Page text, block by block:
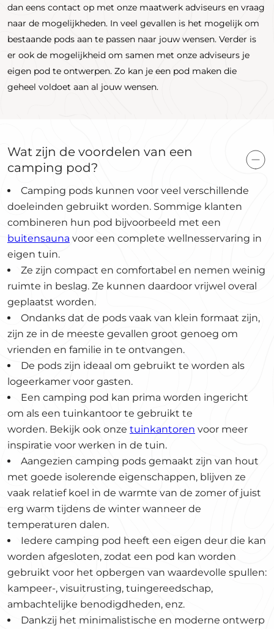
dan eens contact op met onze maatwerk adviseurs en vraag
naar de mogelijkheden. In veel gevallen is het mogelijk om
bestaande pods aan te passen naar jouw wensen. Verder is
er ook de mogelijkheid om samen met onze adviseurs je
eigen pod te ontwerpen. Zo kan je een pod maken die
geheel voldoet aan al jouw wensen.
Wat zijn de voordelen van een
camping pod?
Camping pods kunnen voor veel verschillende
doeleinden gebruikt worden. Sommige klanten
combineren hun pod bijvoorbeeld met een
buitensauna voor een complete wellnesservaring in
eigen tuin.
Ze zijn compact en comfortabel en nemen weinig
ruimte in beslag. Ze kunnen daardoor vrijwel overal
geplaatst worden.
Ondanks dat de pods vaak van klein formaat zijn,
zijn ze in de meeste gevallen groot genoeg om
vrienden en familie in te ontvangen.
De pods zijn ideaal om gebruikt te worden als
logeerkamer voor gasten.
Een camping pod kan prima worden ingericht
om als een tuinkantoor te gebruikt te
worden. Bekijk ook onze tuinkantoren voor meer
inspiratie voor werken in de tuin.
Aangezien camping pods gemaakt zijn van hout
met goede isolerende eigenschappen, blijven ze
vaak relatief koel in de warmte van de zomer of juist
erg warm tijdens de winter wanneer de
temperaturen dalen.
Iedere camping pod heeft een eigen deur die kan
worden afgesloten, zodat een pod kan worden
gebruikt voor het opbergen van waardevolle spullen:
kampeer-, visuitrusting, tuingereedschap,
ambachtelijke benodigdheden, enz.
Dankzij het minimalistische en moderne ontwerp